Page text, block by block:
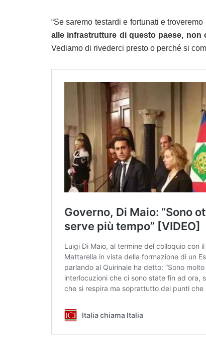
“Se saremo testardi e fortunati e
alle infrastrutture di questo paese, non
Vediamo di rivederci presto o perché si